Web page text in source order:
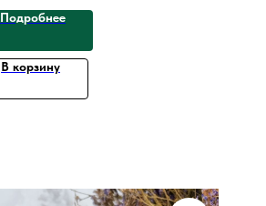
Подробнее
В корзину